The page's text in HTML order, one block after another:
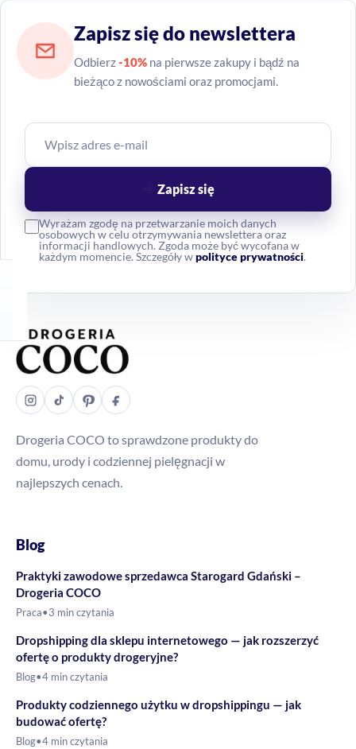
Zapisz się do newslettera
Odbierz-10% na pierwsze zakupy i bądź na
bieżąco z nowościami oraz promocjami.
Wyrażam zgodę na przetwarzanie moich danych
osobowych w celu otrzymywania newslettera oraz
informacji handlowych. Zgoda może być wycofana w
każdym momencie. Szczegóły wpolityce prywatności.
Zapisz się
Drogeria COCO to sprawdzone produkty do
domu, urody i codziennej pielęgnacji w
najlepszych cenach.
Blog
Praktyki zawodowe sprzedawca Starogard Gdański –
Drogeria COCO
Praca•3 min czytania
Dropshipping dla sklepu internetowego — jak rozszerzyć
ofertę o produkty drogeryjne?
Blog•4 min czytania
Produkty codziennego użytku w dropshippingu — jak
budować ofertę?
Blog•4 min czytania